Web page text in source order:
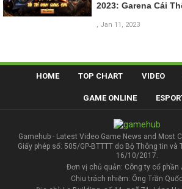
2023: Garena Cái
, Jan 11, 2023
HOME TOP CHART VIDEO
GAME ONLINE
Gamehub - Latest Video Game News and Most
Giấy phép số: 505/GP-BTTTT do Bộ Thông tin
16/10/2017.
Đơn vị chủ quản: Công ty cổ phần
Chịu trách nhiệm: Ông Trần Quốc